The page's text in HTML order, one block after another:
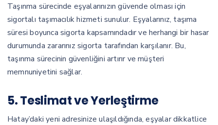
Taşınma sürecinde eşyalarınızın güvende olması için
sigortalı taşımacılık hizmeti sunulur. Eşyalarınız, taşıma
süresi boyunca sigorta kapsamındadır ve herhangi bir hasar
durumunda zararınız sigorta tarafından karşılanır. Bu,
taşınma sürecinin güvenliğini artırır ve müşteri
memnuniyetini sağlar.
5. Teslimat ve Yerleştirme
Hatay’daki yeni adresinize ulaşıldığında, eşyalar dikkatlice